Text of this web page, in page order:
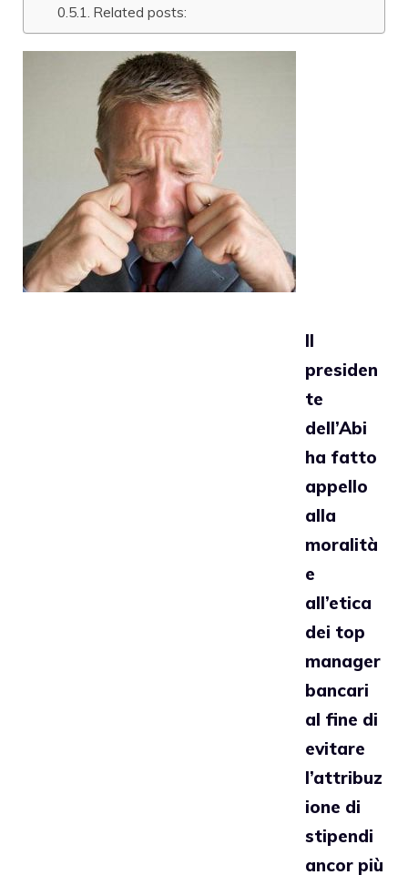
Related posts:
Il
presiden
te
dell’Abi
ha fatto
appello
alla
moralità
e
all’etica
dei top
manager
bancari
al fine di
evitare
l’attribuz
ione di
stipendi
ancor più